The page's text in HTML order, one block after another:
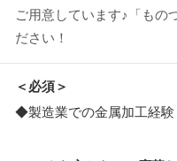
ご用意しています♪「もの
ださい！
＜必須＞
◆製造業での金属加工経験